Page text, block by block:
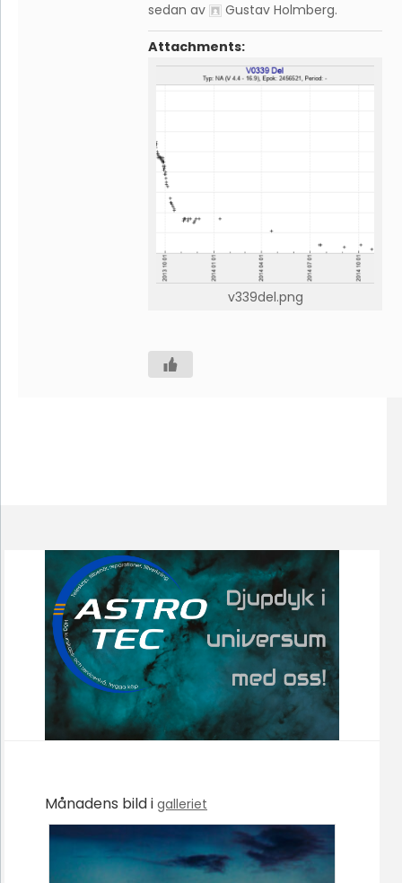
sedan av
Gustav Holmberg.
Attachments:
v339del.png
Månadens bild i galleriet